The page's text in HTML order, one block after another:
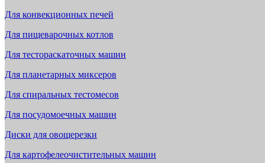
Для конвекционных печей
Для пищеварочных котлов
Для тестораскаточных машин
Для планетарных миксеров
Для спиральных тестомесов
Для посудомоечных машин
Диски для овощерезки
Для картофелеочистительных машин